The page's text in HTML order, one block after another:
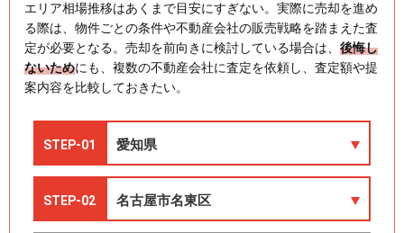
エリア相場推移はあくまで目安にすぎない。実際に売却を進め
る際は、物件ごとの条件や不動産会社の販売戦略を踏まえた査
定が必要となる。売却を前向きに検討している場合は、 後悔し
ないためにも、複数の不動産会社に査定を依頼し、査定額や提
案内容を比較しておきたい。